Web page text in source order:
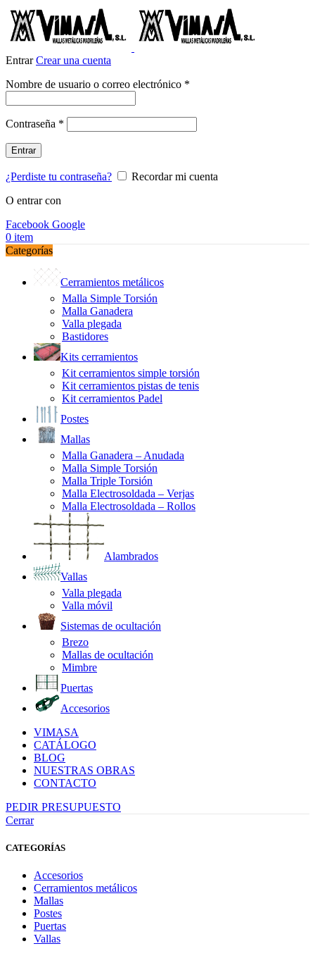
EntrarCrear una cuenta
Nombre de usuario o correo electrónico *
Contraseña *
Entrar
¿Perdiste tu contraseña?
Recordar mi cuenta
O entrar con
Facebook Google
0 item
Categorías
Cerramientos metálicos
Malla Simple Torsión
Malla Ganadera
Valla plegada
Bastidores
Kits cerramientos
Kit cerramientos simple torsión
Kit cerramientos pistas de tenis
Kit cerramientos Padel
Postes
Mallas
Malla Ganadera – Anudada
Malla Simple Torsión
Malla Triple Torsión
Malla Electrosoldada – Verjas
Malla Electrosoldada – Rollos
Alambrados
Vallas
Valla plegada
Valla móvil
Sistemas de ocultación
Brezo
Mallas de ocultación
Mimbre
Puertas
Accesorios
VIMASA
CATÁLOGO
BLOG
NUESTRAS OBRAS
CONTACTO
PEDIR PRESUPUESTO
Cerrar
CATEGORÍAS
Accesorios
Cerramientos metálicos
Mallas
Postes
Puertas
Vallas